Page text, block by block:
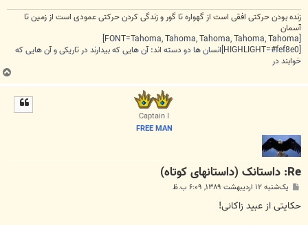
زنده بودن حرکتی افقی است از گهواره تا گور و زندگی کردن حرکتی عمودی است از زمین تا
آسمان
[FONT=Tahoma, Tahoma, Tahoma, Tahoma, Tahoma]
[HIGHLIGHT=#fef8e0]انسان ها دو دسته اند: آن هایی که بیدارند در تاریکی و آن هایی که
خوابند در
ب
ا
Captain I
FREE MAN
Re: داستانک (داستانهای کوتاه)
پ
ت
یک‌شنبه ۱۲ اردیبهشت ۱۳۸۹, ۶:۰۹ ب.ظ
حکایتی از عبید زاکانی!